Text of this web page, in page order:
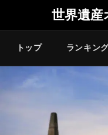
世界遺
トップ ランキン